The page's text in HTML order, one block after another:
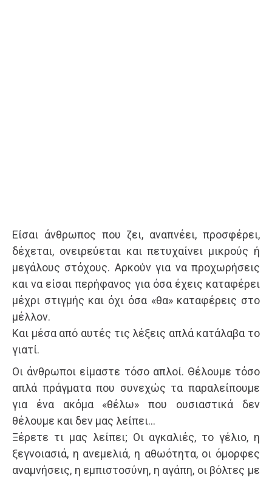
Είσαι άνθρωπος που ζει, αναπνέει, προσφέρει,
δέχεται, ονειρεύεται και πετυχαίνει μικρούς ή
μεγάλους στόχους. Αρκούν για να προχωρήσεις
και να είσαι περήφανος για όσα έχεις καταφέρει
μέχρι στιγμής και όχι όσα «θα» καταφέρεις στο
μέλλον.
Και μέσα από αυτές τις λέξεις απλά κατάλαβα το
γιατί.
Οι άνθρωποι είμαστε τόσο απλοί. Θέλουμε τόσο
απλά πράγματα που συνεχώς τα παραλείπουμε
για ένα ακόμα «θέλω» που ουσιαστικά δεν
θέλουμε και δεν μας λείπει…
Ξέρετε τι μας λείπει; Οι αγκαλιές, το γέλιο, η
ξεγνοιασιά, η ανεμελιά, η αθωότητα, οι όμορφες
αναμνήσεις, η εμπιστοσύνη, η αγάπη, οι βόλτες με